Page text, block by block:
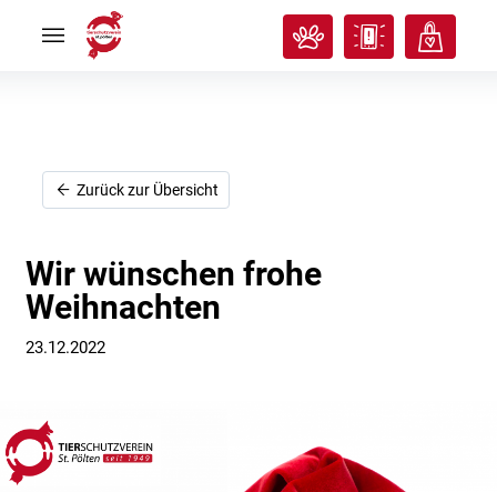
uns
Ich
will
uns
Ich
will
Zurück zur Übersicht
Wir wünschen frohe
Weihnachten
23.12.2022